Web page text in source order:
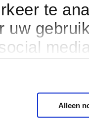
te
uw
Alleen